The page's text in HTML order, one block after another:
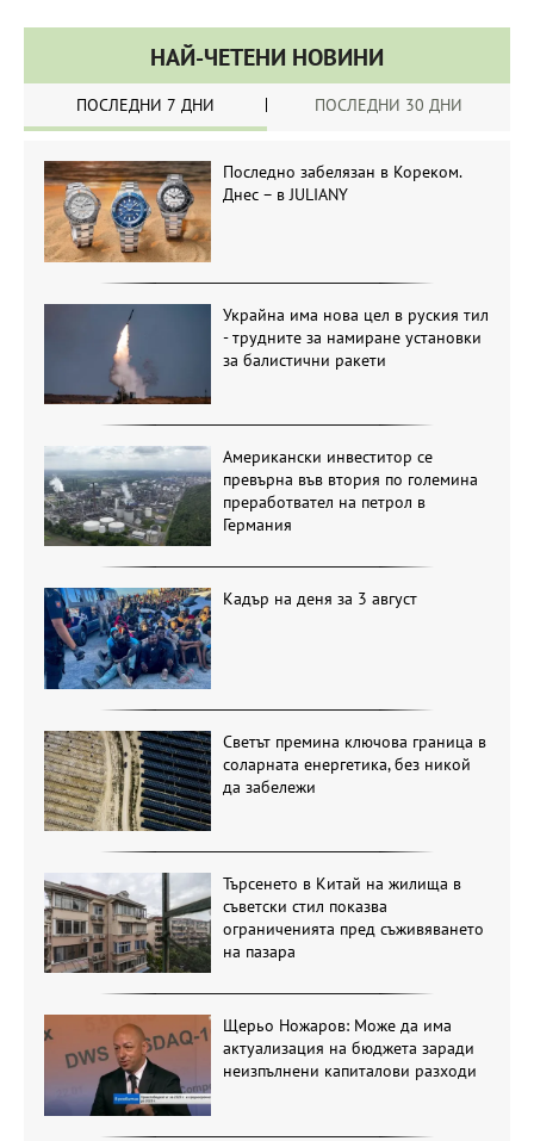
НАЙ-ЧЕТЕНИ НОВИНИ
ПОСЛЕДНИ 7 ДНИ ПОСЛЕДНИ 30 ДНИ
Последно забелязан в Кореком.
Днес – в JULIANY
Украйна има нова цел в руския тил
- трудните за намиране установки
за балистични ракети
Американски инвеститор се
превърна във втория по големина
преработвател на петрол в
Германия
Кадър на деня за 3 август
Светът премина ключова граница в
соларната енергетика, без никой
да забележи
Търсенето в Китай на жилища в
съветски стил показва
ограниченията пред съживяването
на пазара
Щерьо Ножаров: Може да има
актуализация на бюджета заради
неизпълнени капиталови разходи